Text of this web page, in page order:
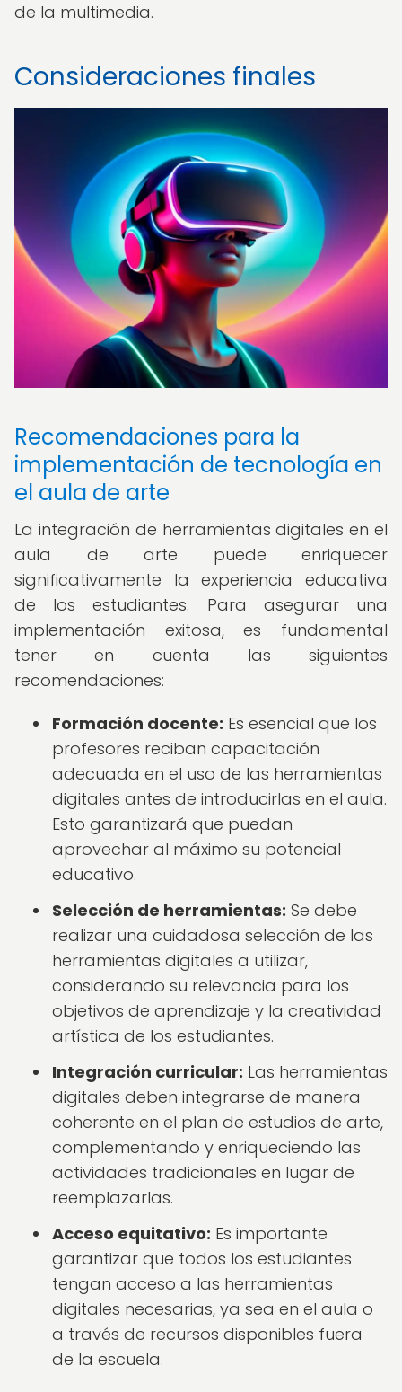
de la multimedia.
Consideraciones finales
Recomendaciones para la
implementación de tecnología en
el aula de arte
La integración de herramientas digitales en el
aula de arte puede enriquecer
significativamente la experiencia educativa
de los estudiantes. Para asegurar una
implementación exitosa, es fundamental
tener en cuenta las siguientes
recomendaciones:
Formación docente: Es esencial que los
profesores reciban capacitación
adecuada en el uso de las herramientas
digitales antes de introducirlas en el aula.
Esto garantizará que puedan
aprovechar al máximo su potencial
educativo.
Selección de herramientas: Se debe
realizar una cuidadosa selección de las
herramientas digitales a utilizar,
considerando su relevancia para los
objetivos de aprendizaje y la creatividad
artística de los estudiantes.
Integración curricular: Las herramientas
digitales deben integrarse de manera
coherente en el plan de estudios de arte,
complementando y enriqueciendo las
actividades tradicionales en lugar de
reemplazarlas.
Acceso equitativo: Es importante
garantizar que todos los estudiantes
tengan acceso a las herramientas
digitales necesarias, ya sea en el aula o
a través de recursos disponibles fuera
de la escuela.